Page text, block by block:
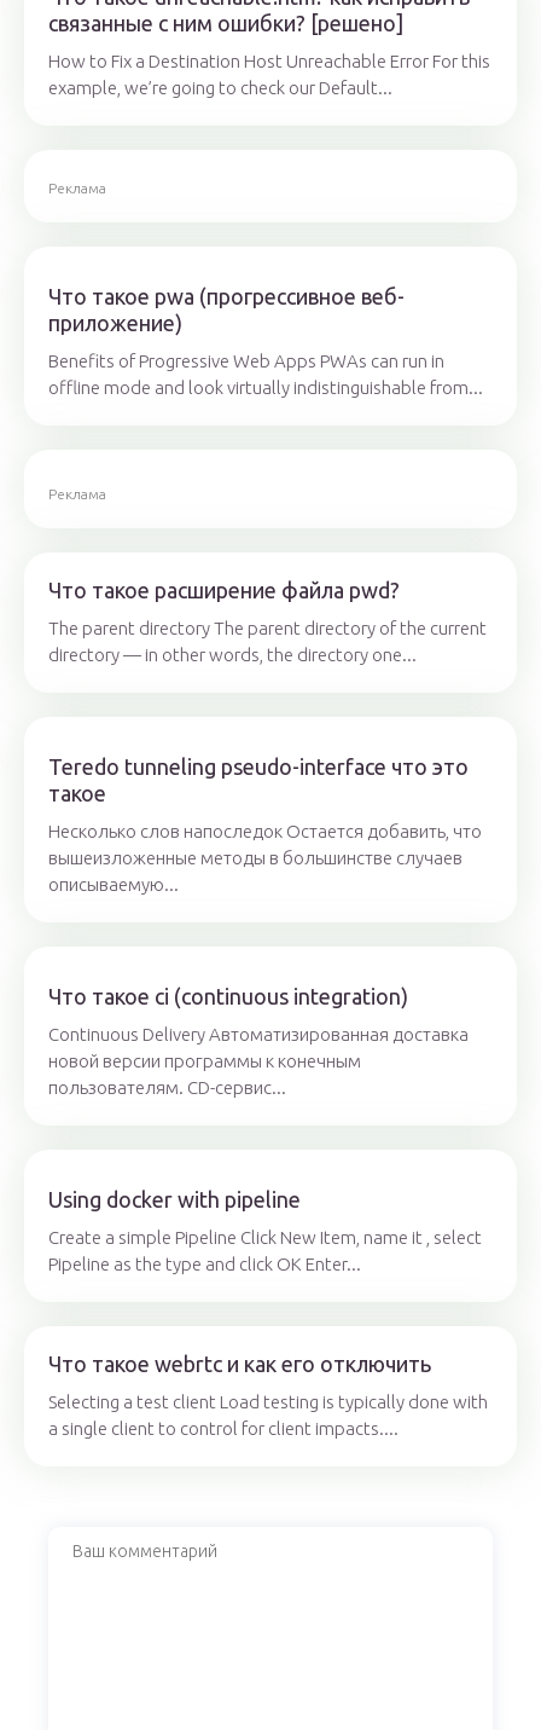
связанные с ним ошибки? [решено]
How to Fix a Destination Host Unreachable Error For this
example, we’re going to check our Default...
Реклама
Что такое pwa (прогрессивное веб-
приложение)
Benefits of Progressive Web Apps PWAs can run in
offline mode and look virtually indistinguishable from...
Реклама
Что такое расширение файла pwd?
The parent directory The parent directory of the current
directory — in other words, the directory one...
Teredo tunneling pseudo-interface что это
такое
Несколько слов напоследок Остается добавить, что
вышеизложенные методы в большинстве случаев
описываемую...
Что такое ci (continuous integration)
Continuous Delivery Автоматизированная доставка
новой версии программы к конечным
пользователям. CD-сервис...
Using docker with pipeline
Create a simple Pipeline Click New Item, name it , select
Pipeline as the type and click OK Enter...
Что такое webrtc и как его отключить
Selecting a test client Load testing is typically done with
a single client to control for client impacts....